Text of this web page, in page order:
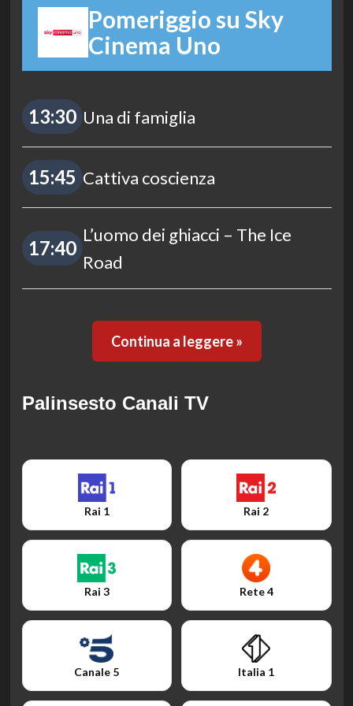
Pomeriggio su Sky
Cinema Uno
13:30 Una di famiglia
15:45 Cattiva coscienza
17:40
L’uomo dei ghiacci – The Ice
Road
Continua a leggere »
Palinsesto Canali TV
Rai 1 Rai 2
Rai 3 Rete 4
Canale 5 Italia 1